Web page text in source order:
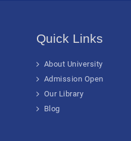
Quick Links
About University
Admission Open
Our Library
Blog